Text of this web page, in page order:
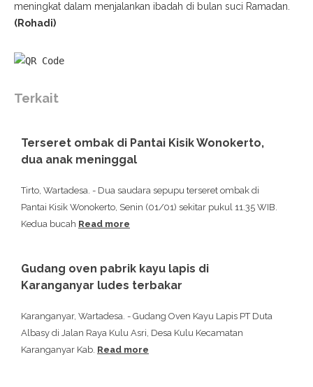
meningkat dalam menjalankan ibadah di bulan suci Ramadan.
(Rohadi)
Terkait
Terseret ombak di Pantai Kisik Wonokerto,
dua anak meninggal
Tirto, Wartadesa. - Dua saudara sepupu terseret ombak di
Pantai Kisik Wonokerto, Senin (01/01) sekitar pukul 11.35 WIB.
Kedua bucah Read more
Gudang oven pabrik kayu lapis di
Karanganyar ludes terbakar
Karanganyar, Wartadesa. - Gudang Oven Kayu Lapis PT Duta
Albasy di Jalan Raya Kulu Asri, Desa Kulu Kecamatan
Karanganyar Kab. Read more